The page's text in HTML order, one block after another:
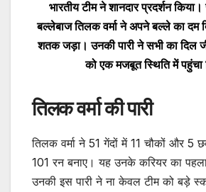
भारतीय टीम ने शानदार प्रदर्शन
बल्लेबाज तिलक वर्मा ने अपने बल्ले का दम
शतक जड़ा। उनकी पारी ने सभी का दिल
को एक मजबूत स्थिति में पहुंचा
तिलक वर्मा की पारी
तिलक वर्मा ने 51 गेंदों में 11 चौकों और 5
101 रन बनाए। यह उनके करियर का
उनकी इस पारी ने ना केवल टीम को बड़े